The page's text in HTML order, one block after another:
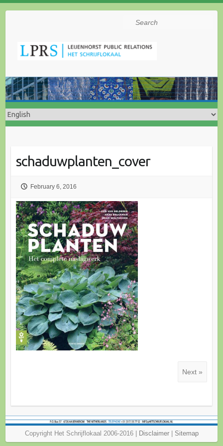
Search
schaduwplanten_cover
February 6, 2016
Next »
Copyright Het Schrijflokaal 2006-2016 | Disclaimer| Sitemap